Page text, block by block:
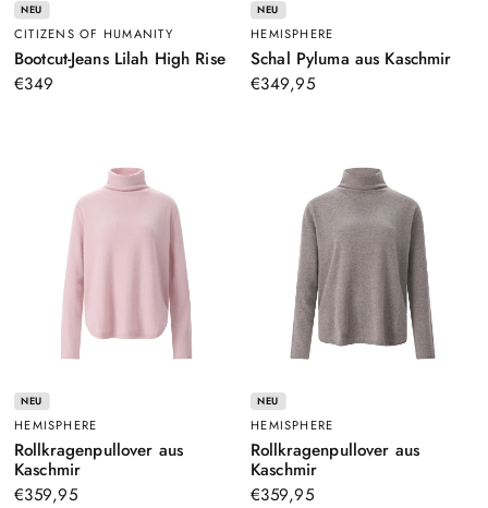
NEU
CITIZENS OF HUMANITY
Bootcut-Jeans Lilah High Rise–
Blau
€349
NEU
HEMISPHERE
Schal Pyluma aus Kaschmir–
€349,95
NEU
HEMISPHERE
Rollkragenpullover aus
Kaschmir–
€359,95
NEU
HEMISPHERE
Rollkragenpullover aus
Kaschmir–
€359,95